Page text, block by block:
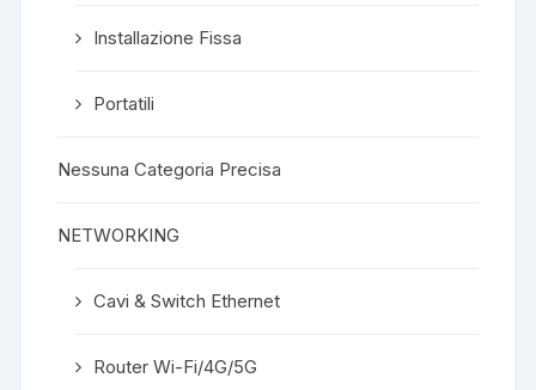
Installazione Fissa
Portatili
Nessuna Categoria Precisa
NETWORKING
Cavi & Switch Ethernet
Router Wi-Fi/4G/5G